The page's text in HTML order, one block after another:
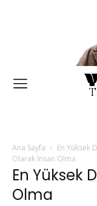
Ana Sayfa En Yüksek
Olarak İnsan Olma
En Yüksek
Olma